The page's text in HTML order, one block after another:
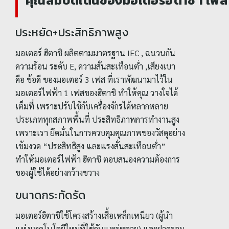
ประหยัด+ประสิทธิภาพสูง
มอเตอร์ ฮิตาชิ ผลิตตามมาตรฐาน IEC , ฉนวนกัน
ความร้อน ระดับ E, ความสั่นสะเทือนต่ำ ,เสียงเบา
คือ ข้อดี ของมอเตอร์ 3 เฟส ที่เราพัฒนามาไว้ใน
มอเตอร์ไฟฟ้า 1 เฟสของฮิตาชิ ทำให้คุณ วางใจได้
เต็มที่ เพราะปรับใช้กับเครื่องจักรได้หลากหลาย
ประเภททุกสภาพพื้นที่ ประสิทธิภาพการทำงานสูง
เพราะเรา ยึดมั่นในการควบคุมคุณภาพของวัสดุอย่าง
เข้มงวด “ประสิทธิสูง และแรงสั่นสะเทือนต่ำ”
ทำให้มอเตอร์ไฟฟ้า ฮิตาชิ ตอบสนองความต้องการ
ของผู้ใช้ได้อย่างกว้างขวาง
ขนาดกระทัดรัด
มอเตอร์ฮิตาชิใช้โครงสร้างเสื้อเหล็กเหนียว (ผู้นำ